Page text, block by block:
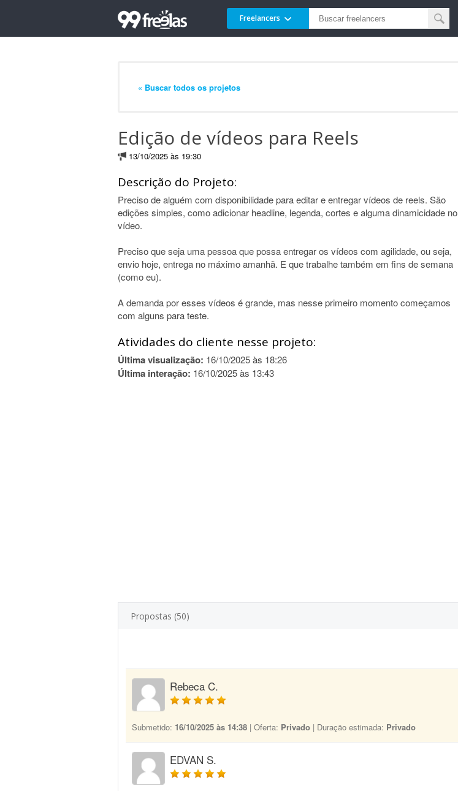
Freelancers
« Buscar todos os projetos
Edição de vídeos para Reels
13/10/2025 às 19:30
Descrição do Projeto:
Preciso de alguém com disponibilidade para editar e entregar vídeos de reels. São
edições simples, como adicionar headline, legenda, cortes e alguma dinamicidade no
vídeo.
Preciso que seja uma pessoa que possa entregar os vídeos com agilidade, ou seja,
envio hoje, entrega no máximo amanhã. E que trabalhe também em fins de semana
(como eu).
A demanda por esses vídeos é grande, mas nesse primeiro momento começamos
com alguns para teste.
Atividades do cliente nesse projeto:
Última visualização: 16/10/2025 às 18:26
Última interação: 16/10/2025 às 13:43
Propostas (50)
Rebeca C.
Submetido: 16/10/2025 às 14:38 | Oferta: Privado | Duração estimada: Privado
EDVAN S.